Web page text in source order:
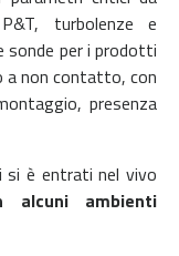
turbolenze e
sonde per i prodotti
a non contatto, con
presenza
si è entrati nel vivo
alcuni ambienti